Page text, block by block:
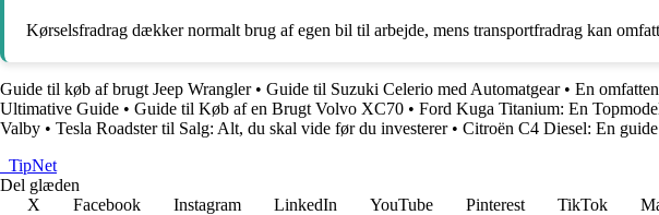
Kørselsfradrag dækker normalt brug af egen bil til arbejde, mens transportfradrag kan
Guide til køb af brugt Jeep Wrangler• Guide til Suzuki Celerio med Automatgear• En
Ultimative Guide • Guide til Køb af en Brugt Volvo XC70 • Ford Kuga Titanium: En
Valby • Tesla Roadster til Salg: Alt, du skal vide før du investerer• Citroën C4 Diesel: En
TipNet
Del glæden
X
Facebook Instagram LinkedIn YouTube Pinterest TikTok